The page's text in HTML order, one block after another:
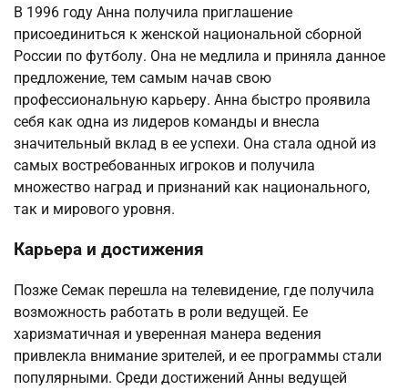
В 1996 году Анна получила приглашение
присоединиться к женской национальной сборной
России по футболу. Она не медлила и приняла данное
предложение, тем самым начав свою
профессиональную карьеру. Анна быстро проявила
себя как одна из лидеров команды и внесла
значительный вклад в ее успехи. Она стала одной из
самых востребованных игроков и получила
множество наград и признаний как национального,
так и мирового уровня.
Карьера и достижения
Позже Семак перешла на телевидение, где получила
возможность работать в роли ведущей. Ее
харизматичная и уверенная манера ведения
привлекла внимание зрителей, и ее программы стали
популярными. Среди достижений Анны ведущей